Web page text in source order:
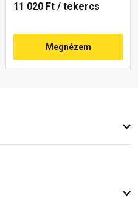
11 020 Ft / tekercs
Megnézem